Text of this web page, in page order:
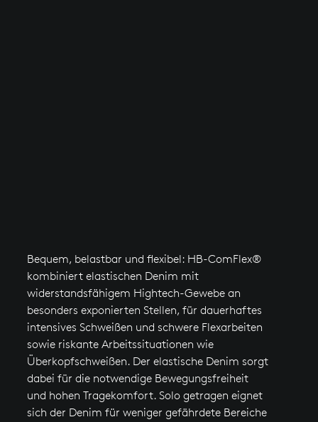
Bequem, belastbar und flexibel: HB-ComFlex®
kombiniert elastischen Denim mit
widerstandsfähigem Hightech-Gewebe an
besonders exponierten Stellen, für dauerhaftes
intensives Schweißen und schwere Flexarbeiten
sowie riskante Arbeitssituationen wie
Überkopfschweißen. Der elastische Denim sorgt
dabei für die notwendige Bewegungsfreiheit
und hohen Tragekomfort. Solo getragen eignet
sich der Denim für weniger gefährdete Bereiche